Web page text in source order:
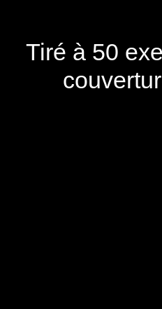
Tiré à 50